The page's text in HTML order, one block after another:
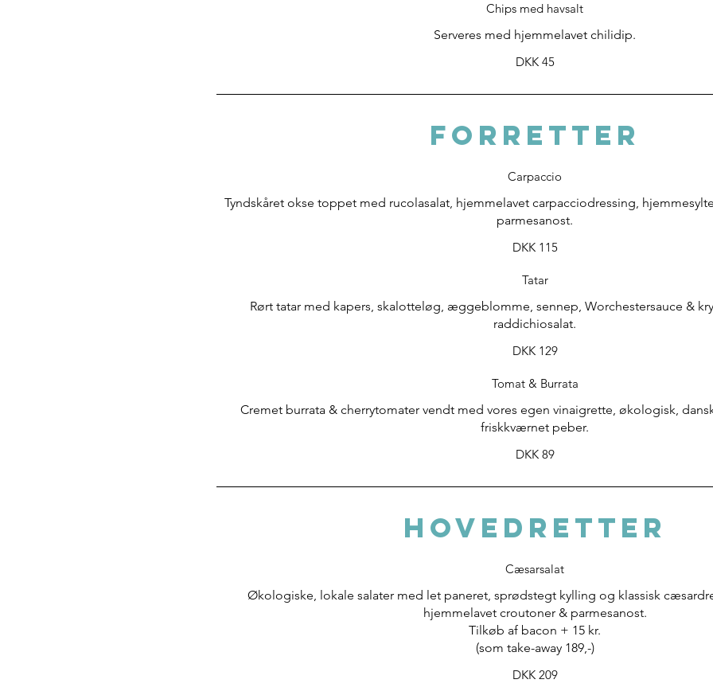
Chips med havsalt
Serveres med hjemmelavet chilidip.
DKK 45
FORRETTER
Carpaccio
Tyndskåret okse toppet med rucolasalat, hjemmelavet carpacciodressing,
parmesanost.
DKK 115
Tatar
Rørt tatar med kapers, skalotteløg, æggeblomme, sennep, Worchestersauce &
raddichiosalat.
DKK 129
Tomat & Burrata
Cremet burrata & cherrytomater vendt med vores egen vinaigrette, økologisk,
friskkværnet peber.
DKK 89
HOVEDRETTER
Cæsarsalat
Økologiske, lokale salater med let paneret, sprødstegt kylling og klassisk
hjemmelavet croutoner & parmesanost.
Tilkøb af bacon + 15 kr.
(som take-away 189,-)
DKK 209